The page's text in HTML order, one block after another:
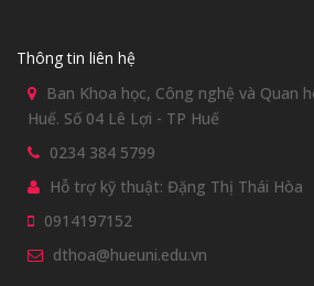
Thông tin liên hệ
Ban Khoa học, Công nghệ và Quan
Huế. Số 04 Lê Lợi - TP Huế
0234 384 5799
Hỗ trợ kỹ thuật: Đặng Thị Thái Hòa
0914197152
dthoa@hueuni.edu.vn